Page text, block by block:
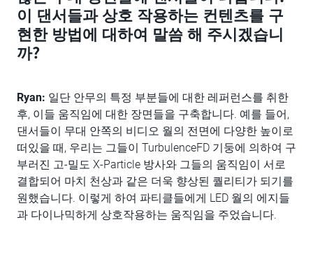
이 댄서들과 상호 작용하는 컨텐츠를 구
현한 방법에 대하여 말씀 해 주시겠습니
까?
Ryan: 일단 안무의 특정 부분들에 대한 레퍼런스를 취한
후, 이들 움직임에 대한 장면들을 구축합니다. 예를 들어,
댄서들이 무대 안쪽의 비디오 월의 전면에 다양한 높이로
떠있을 때, 우리는 그들이 TurbulenceFD 기둥에 의하여 구
부러진 고-밀도 X-Particle 방사와 그들의 움직임이 서로
결합되어 마치 천상과 같은 더욱 향상된 퀄리티가 되기를
원했습니다. 이렇게 하여 파티클들에게 LED 월의 에지들
과 다이나믹하게 상호작용하는 움직임을 주었습니다.